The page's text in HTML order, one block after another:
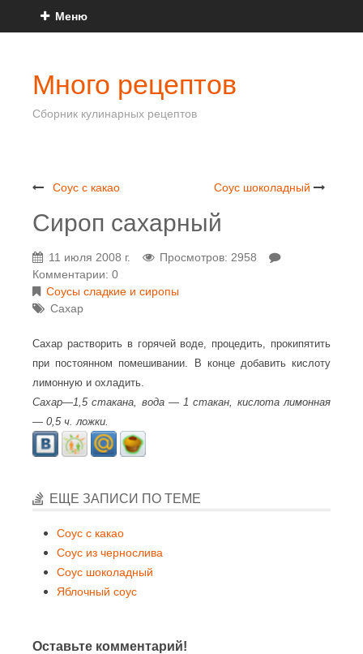
Меню
Много рецептов
Сборник кулинарных рецептов
Соус с какао Соус шоколадный
Сироп сахарный
11 июля 2008 г.
Просмотров: 2958
Комментарии: 0
Соусы сладкие и сиропы
Сахар
Сахар растворить в горячей воде, процедить, прокипятить
при постоянном помешивании. В конце добавить кислоту
лимонную и охладить.
Сахар—1,5 стакана, вода — 1 стакан, кислота лимонная
— 0,5 ч. ложки.
ЕЩЕ ЗАПИСИ ПО ТЕМЕ
Соус с какао
Соус из чернослива
Соус шоколадный
Яблочный соус
Оставьте комментарий!